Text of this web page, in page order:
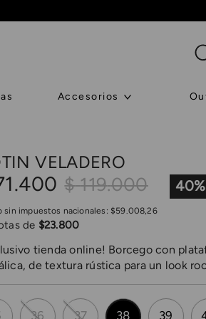
Accesorios
VELADERO
.400 $119.000 40%
sin impuestos nacionales: $59 008 ,26
de $23.800
tienda online! Borcego con
de textura rústica para un look
36 37 38 39